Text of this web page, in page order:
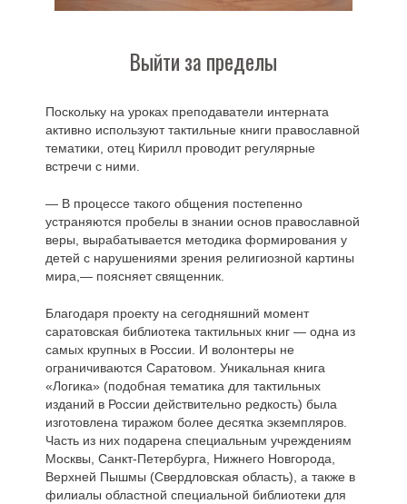
Выйти за пределы
Поскольку на уроках преподаватели интерната
активно используют тактильные книги православной
тематики, отец Кирилл проводит регулярные
встречи с ними.
— В процессе такого общения постепенно
устраняются пробелы в знании основ православной
веры, вырабатывается методика формирования у
детей с нарушениями зрения религиозной картины
мира,— поясняет священник.
Благодаря проекту на сегодняшний момент
саратовская библиотека тактильных книг — одна из
самых крупных в России. И волонтеры не
ограничиваются Саратовом. Уникальная книга
«Логика» (подобная тематика для тактильных
изданий в России действительно редкость) была
изготовлена тиражом более десятка экземпляров.
Часть из них подарена специальным учреждениям
Москвы, Санкт-Петербурга, Нижнего Новгорода,
Верхней Пышмы (Свердловская область), а также в
филиалы областной специальной библиотеки для